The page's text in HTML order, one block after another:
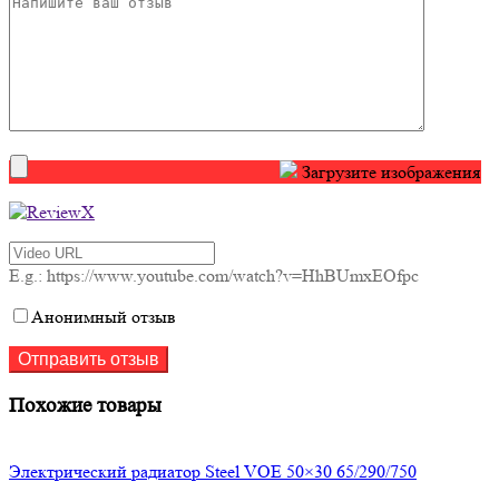
Загрузите изображения
E.g.: https://www.youtube.com/watch?v=HhBUmxEOfpc
Анонимный отзыв
Похожие товары
Электрический радиатор Steel VOE 50×30 65/290/750